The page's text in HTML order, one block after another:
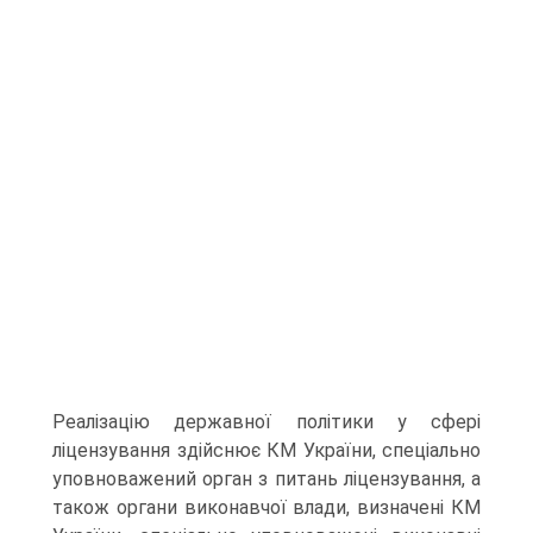
Реалізацію державної політики у сфері
ліцензуван­ня здійснює КМ України, спеціально
уповноважений орган з питань ліцензування, а
також органи виконавчої влади, ви­значені КМ